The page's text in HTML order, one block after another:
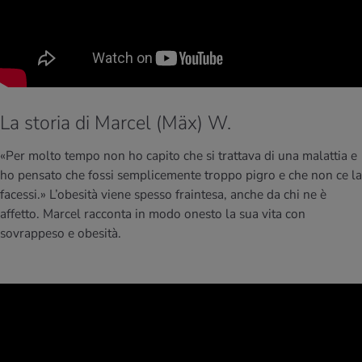
La storia di Marcel (Mäx) W.
«Per molto tempo non ho capito che si trattava di una malattia e
ho pensato che fossi semplicemente troppo pigro e che non ce la
facessi.» L’obesità viene spesso fraintesa, anche da chi ne è
affetto. Marcel racconta in modo onesto la sua vita con
sovrappeso e obesità.